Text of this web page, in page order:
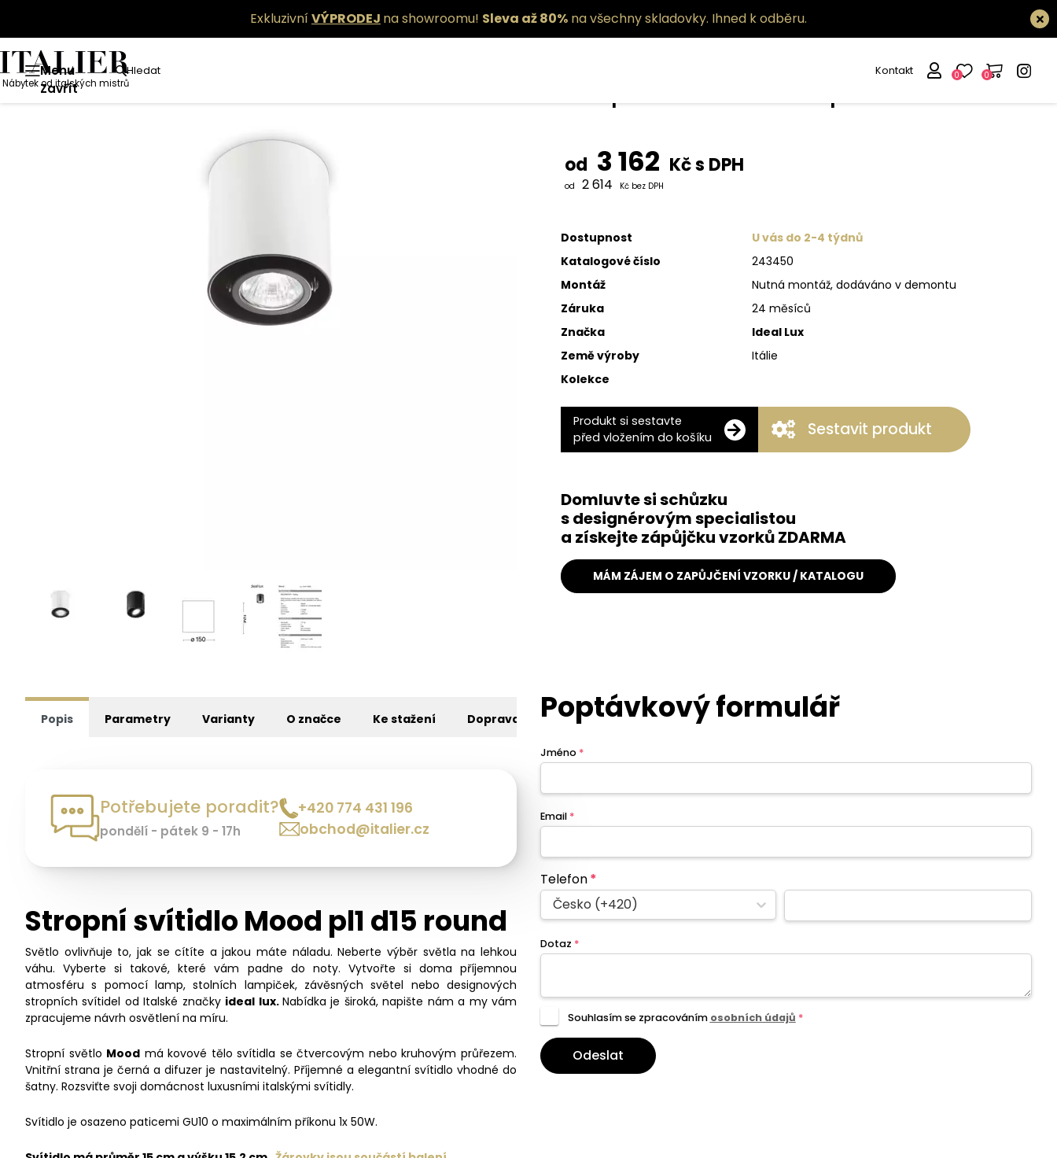
ExkluzivníVÝPRODEJ na showroomu! Sleva až 80% na všechny skladovky. Ihned k odběru.
Menu
Zavřít
Hledat
Nábytek od italských mistrů
Kontakt 0 0
Stropní svítidlo Mood pl1 d15 round
od 3 162 Kč s DPH
od 2 614 Kč bez DPH
Dostupnost
U vás do 2-4 týdnů
Katalogové číslo
243450
Montáž
Nutná montáž, dodáváno v demontu
Záruka
24 měsíců
Značka
Ideal Lux
Země výroby
Itálie
Kolekce
Produkt si sestavte
před vložením do košíku
Sestavit produkt
Domluvte si schůzku
s designérovým specialistou
a získejte zápůjčku vzorků ZDARMA
MÁM ZÁJEM O ZAPŮJČENÍ VZORKU / KATALOGU
Popis Parametry Varianty O značce Ke stažení Doprava
Potřebujete poradit?
pondělí - pátek 9 - 17h
+420 774 431 196
obchod@italier.cz
Stropní svítidlo Mood pl1 d15 round
Světlo ovlivňuje to, jak se cítíte a jakou máte náladu. Neberte výběr světla na lehkou
váhu. Vyberte si takové, které vám padne do noty. Vytvořte si doma příjemnou
atmosféru s pomocí lamp, stolních lampiček, závěsných světel nebo designových
stropních svítidel od Italské značky ideal lux.Nabídka je široká, napište nám a my vám
zpracujeme návrh osvětlení na míru.
Stropní světlo Mood má kovové tělo svítidla se čtvercovým nebo kruhovým průřezem.
Vnitřní strana je černá a difuzer je nastavitelný. Příjemné a elegantní svítidlo vhodné do
šatny. Rozsviťte svoji domácnost luxusními italskými svítidly.
Svítidlo je osazeno paticemi GU10 o maximálním příkonu 1x 50W.
Poptávkový formulář
Jméno *
Email *
Telefon*
Česko (+420)
Dotaz *
Souhlasím se zpracováním osobních údajů *
Odeslat